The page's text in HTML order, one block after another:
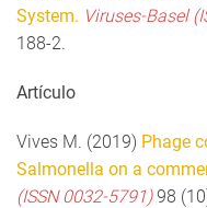
System. Viruses-Basel
188-2.
Artículo
Vives M. (2019) Phage
Salmonella on a
(ISSN 0032-5791)98